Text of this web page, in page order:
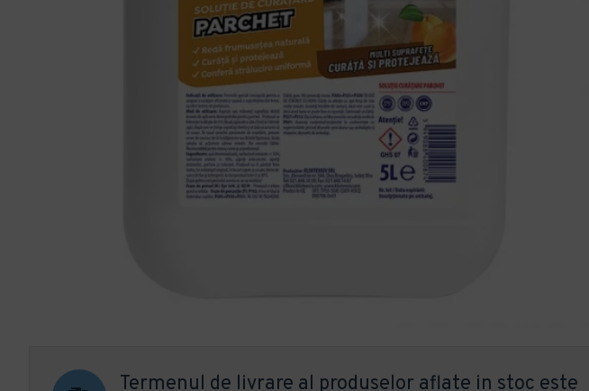
Termenul de livrare al produselor aflate in stoc este